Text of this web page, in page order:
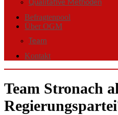
Qualitative Methoden
Befragtenpool
Über OGM
Team
Kontakt
Team Stronach